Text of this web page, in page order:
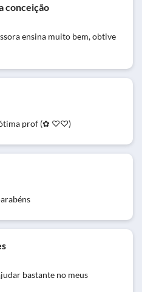
conceição
ensina muito bem, obtive
ótima prof (⁠✿⁠ ⁠♡♡⁠)
bastante no meus